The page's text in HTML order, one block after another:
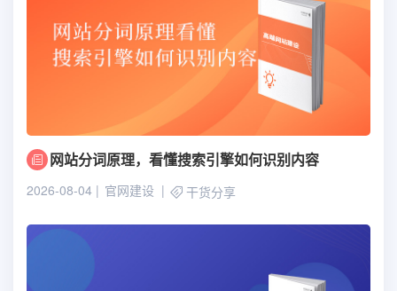
网站分词原理，看懂搜索引擎如何识别内容
2026-08-04 官网建设 干货分享